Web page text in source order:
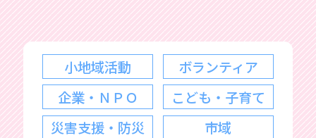
小地域活動
ボランティア
企業・ＮＰＯ
こども・子育て
災害支援・防災
市域